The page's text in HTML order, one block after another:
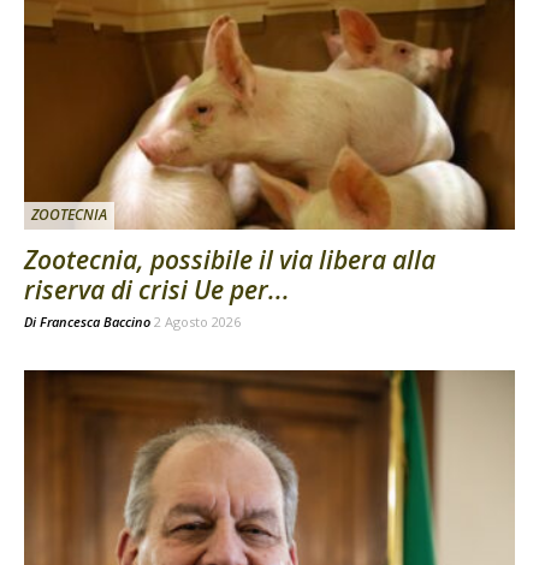
ZOOTECNIA
Zootecnia, possibile il via libera alla
riserva di crisi Ue per...
Di Francesca Baccino 2 Agosto 2026